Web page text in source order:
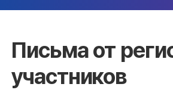
Письма от
участников